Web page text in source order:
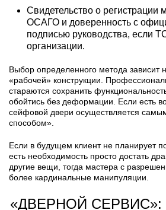
Свидетельство о
ОСАГО и доверенность с
подписью руководства, если
организации.
Выбор определенного метода зависит
«рабочей» конструкции.
стараются сохранить
обойтись без деформации. Если есть
сейфовой двери осуществляется
способом».
Если в будущем клиент не планирует
есть необходимость просто достать
другие вещи, тогда мастера с
более кардинальные манипуляции.
«ДВЕРНОЙ